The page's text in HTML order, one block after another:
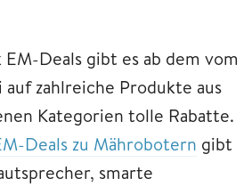
Deals gibt es ab dem vom
auf zahlreiche Produkte aus
Kategorien tolle Rabatte.
Deals zu Mährobotern gibt
smarte